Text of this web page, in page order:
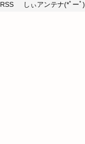
RSS しぃアンテナ(*ﾟーﾟ)